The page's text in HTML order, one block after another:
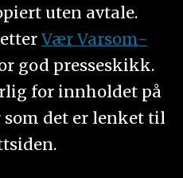
uten avtale.
Vær Varsom-
god presseskikk.
for innholdet på
det er lenket til